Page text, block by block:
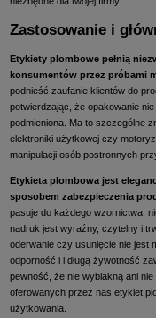
Zastosowanie i
Etykiety plombowe pełnią
konsumentów przez próbami
podnieść zaufanie klientów do
potwierdzając, że opakowanie
podmieniona. Ma to szczególne
elektroniki użytkowej czy
manipulacji osób postronnych
Etykieta plombowa jest
sposobem zabezpieczenia
pasuje do każdego wzornictwa,
nadruk jest wyraźny, czytelny i
oderwanie czy usunięcie nie jest
odporność i i długą żywotność
pewność, że nie wyblakną ani
oferowanych przez nas etykiet
użytkowania.